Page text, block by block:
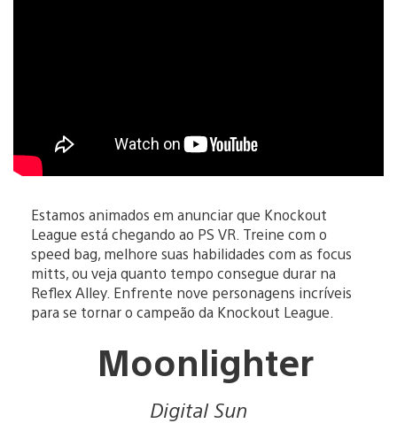
Estamos animados em anunciar que Knockout
League está chegando ao PS VR. Treine com o
speed bag, melhore suas habilidades com as focus
mitts, ou veja quanto tempo consegue durar na
Reflex Alley. Enfrente nove personagens incríveis
para se tornar o campeão da Knockout League.
Moonlighter
Digital Sun